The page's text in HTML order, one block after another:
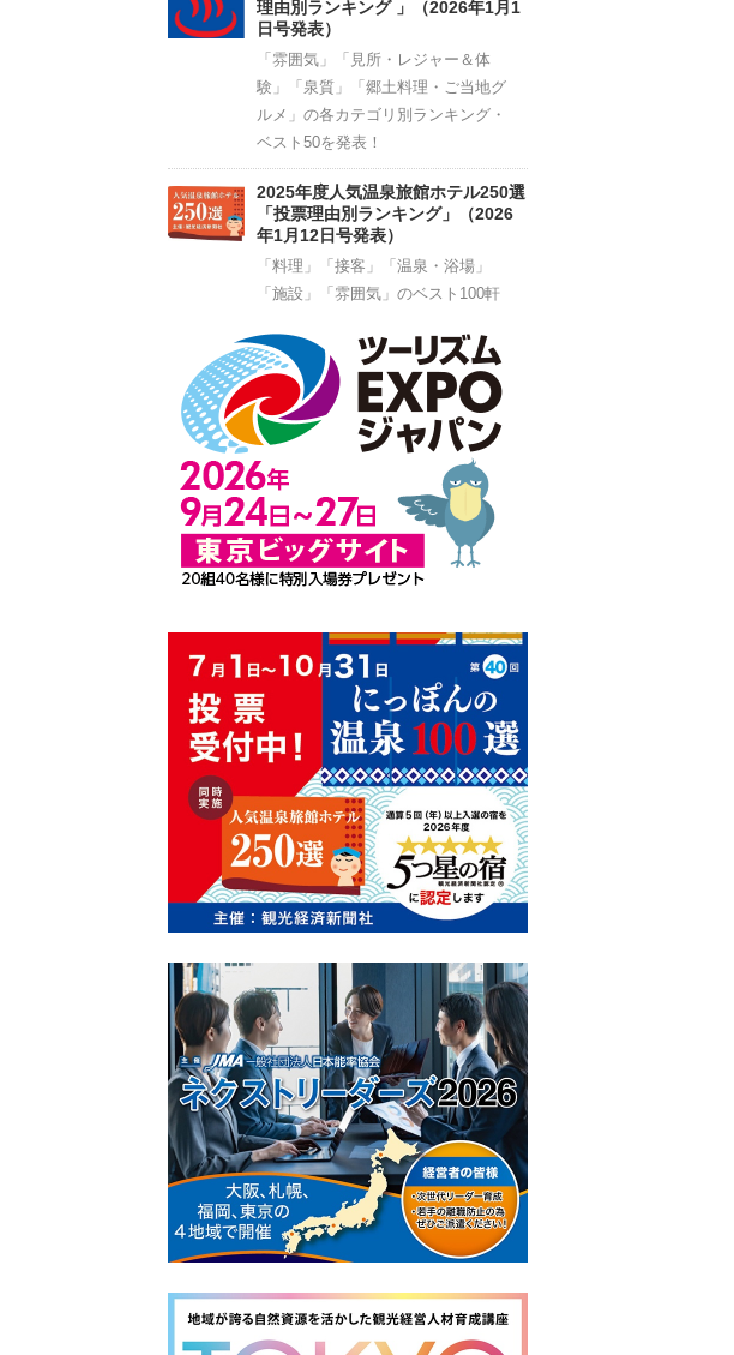
理由別ランキング 」（2026年1月1
日号発表）
「雰囲気」「見所・レジャー＆体
験」「泉質」「郷土料理・ご当地グ
ルメ」の各カテゴリ別ランキング・
ベスト50を発表！
2025年度人気温泉旅館ホテル250選
「投票理由別ランキング」（2026
年1月12日号発表）
「料理」「接客」「温泉・浴場」
「施設」「雰囲気」のベスト100軒